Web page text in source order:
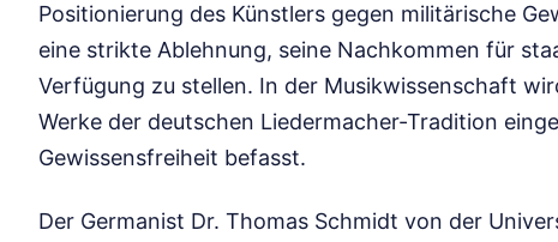
Positionierung des Künstlers gegen militärische
eine strikte Ablehnung, seine Nachkommen für
Verfügung zu stellen. In der Musikwissenschaft
Werke der deutschen Liedermacher-Tradition
Gewissensfreiheit befasst.
Der Germanist Dr. Thomas Schmidt von der